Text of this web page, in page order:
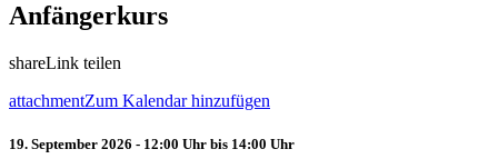
Anfängerkurs
shareLink teilen
attachmentZum Kalendar hinzufügen
19. September 2026 - 12:00 Uhr bis 14:00 Uhr